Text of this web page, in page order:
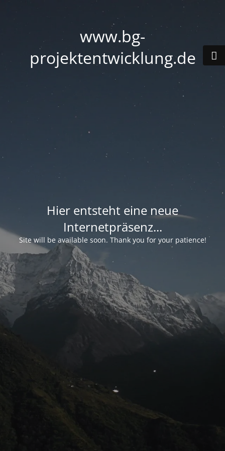
www.bg-
projektentwicklung.de
Hier entsteht eine neue
Internetpräsenz...
Site will be available soon. Thank you for your patience!